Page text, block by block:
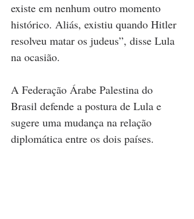
existe em nenhum outro momento
histórico. Aliás, existiu quando Hitler
resolveu matar os judeus”, disse Lula
na ocasião.
A Federação Árabe Palestina do
Brasil defende a postura de Lula e
sugere uma mudança na relação
diplomática entre os dois países.